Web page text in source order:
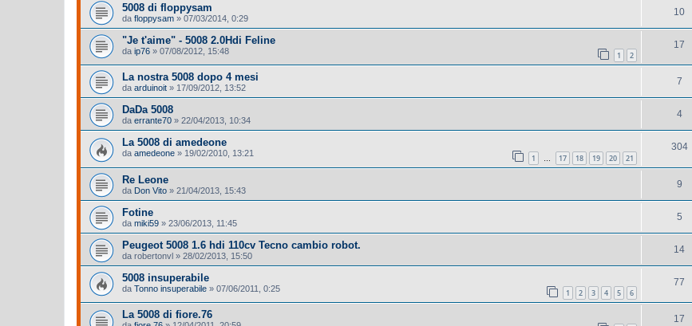
5008 di floppysam
da floppysam » 07/03/2014, 0:29
10
"Je t'aime" - 5008 2.0Hdi Feline
da ip76 » 07/08/2012, 15:48 1 2
17
La nostra 5008 dopo 4 mesi
da arduinoit » 17/09/2012, 13:52
7
DaDa 5008
da errante70 » 22/04/2013, 10:34
4
La 5008 di amedeone
da amedeone » 19/02/2010, 13:21 1 … 17 18 19 20 21
304
Re Leone
da Don Vito » 21/04/2013, 15:43
9
Fotine
da miki59 » 23/06/2013, 11:45
5
Peugeot 5008 1.6 hdi 110cv Tecno cambio robot.
da robertonvl » 28/02/2013, 15:50
14
5008 insuperabile
da Tonno insuperabile » 07/06/2011, 0:25 1 2 3 4 5 6
77
La 5008 di fiore.76 17